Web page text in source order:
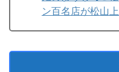
ン百名店が松山上